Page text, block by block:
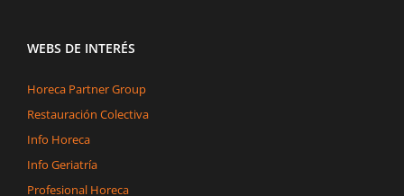
WEBS DE INTERÉS
Horeca Partner Group
Restauración Colectiva
Info Horeca
Info Geriatría
Profesional Horeca